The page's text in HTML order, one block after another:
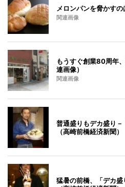
メロンパンを脅かすの
関連画像
もうすぐ創業80周年
連画像）
関連画像
普通盛りもデカ盛り－
（高崎前橋経済新聞）
猛暑の前橋、「デカ盛